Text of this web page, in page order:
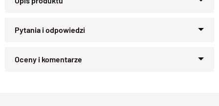
Nowoczesne krzesło z
naturalnego drewna – styl i
solidność na lata
Zapytaj o produkt